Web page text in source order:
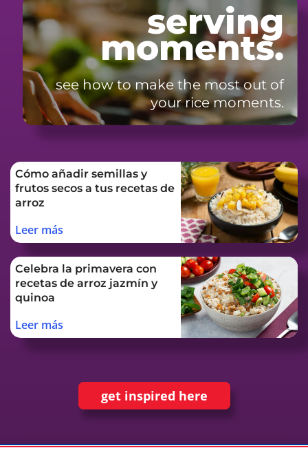
serving
moments.
see how to make the mostout of
your rice moments.
Cómo añadir semillas y
frutos secos a tus recetas de
arroz
Leer más
Celebra la primavera con
recetas de arroz jazmín y
quinoa
Leer más
get inspired here